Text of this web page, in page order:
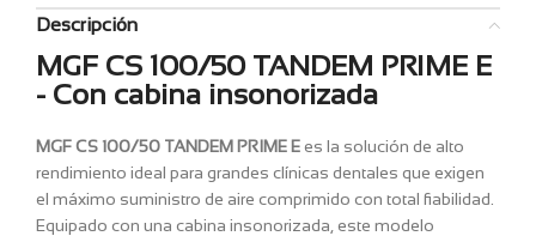
Descripción
MGF CS 100/50 TANDEM PRIME E
- Con cabina insonorizada
MGF CS 100/50 TANDEM PRIME Ees la solución de alto
rendimiento ideal para grandes clínicas dentales que exigen
el máximo suministro de aire comprimido con total fiabilidad.
Equipado con una cabina insonorizada, este modelo